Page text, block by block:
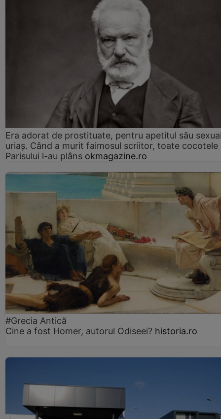
Era adorat de prostituate, pentru apetitul său
uriaș. Când a murit faimosul scriitor, toate cocotele
Parisului l-au plâns okmagazine.ro
#Grecia Antică
Cine a fost Homer, autorul Odiseei? historia.ro